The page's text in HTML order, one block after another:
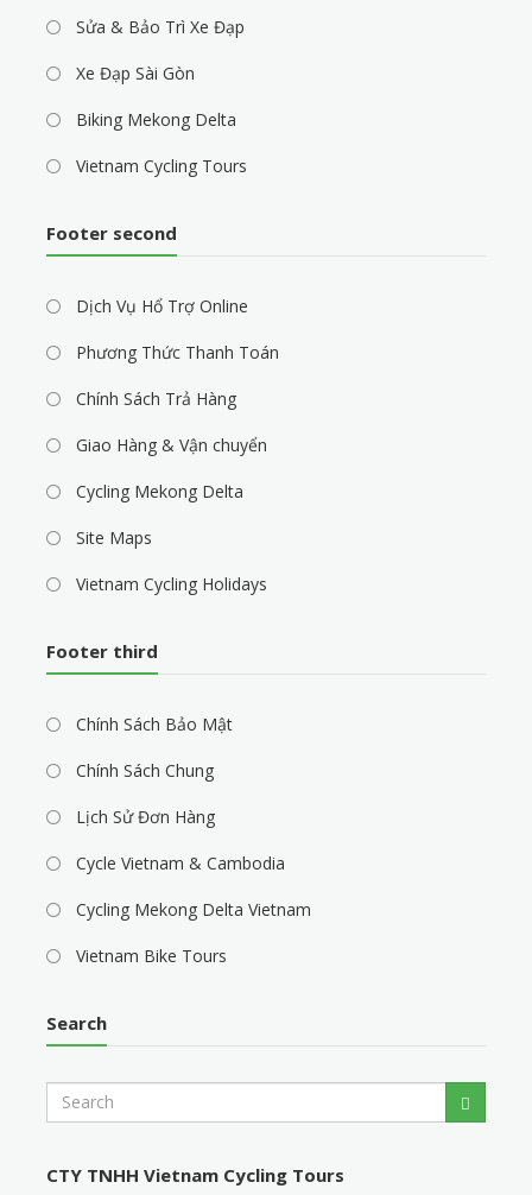
Sửa & Bảo Trì Xe Đạp
Xe Đạp Sài Gòn
Biking Mekong Delta
Vietnam Cycling Tours
Footer second
Dịch Vụ Hổ Trợ Online
Phương Thức Thanh Toán
Chính Sách Trả Hàng
Giao Hàng & Vận chuyển
Cycling Mekong Delta
Site Maps
Vietnam Cycling Holidays
Footer third
Chính Sách Bảo Mật
Chính Sách Chung
Lịch Sử Đơn Hàng
Cycle Vietnam & Cambodia
Cycling Mekong Delta Vietnam
Vietnam Bike Tours
Search
c
Search
CTY TNHH Vietnam Cycling Tours